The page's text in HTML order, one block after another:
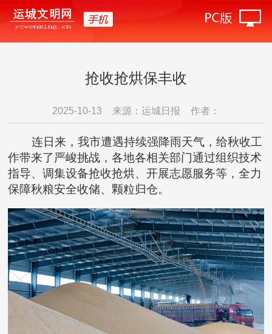
抢收抢烘保丰收
2025-10-13 来源：运城日报 作者：
连日来，我市遭遇持续强降雨天气，给秋收工
作带来了严峻挑战，各地各相关部门通过组织技术
指导、调集设备抢收抢烘、开展志愿服务等，全力
保障秋粮安全收储、颗粒归仓。